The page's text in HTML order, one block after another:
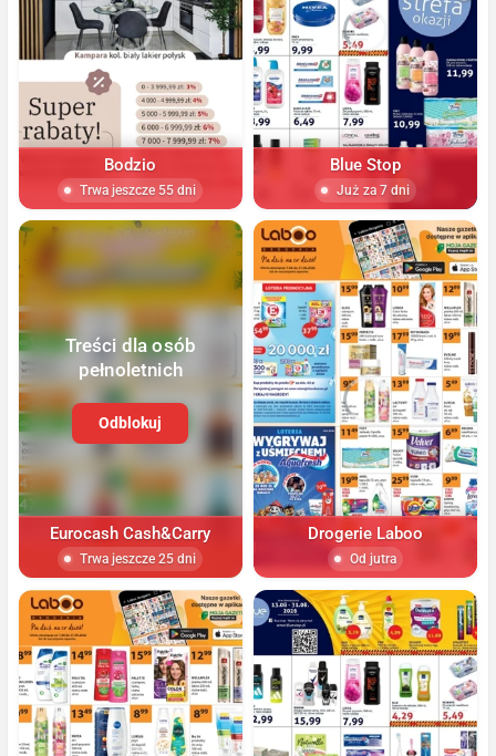
Bodzio
Trwa jeszcze 55 dni
Blue Stop
Już za 7 dni
Treści dla osób
pełnoletnich
Odblokuj
Eurocash Cash&Carry
Trwa jeszcze 25 dni
Drogerie Laboo
Od jutra